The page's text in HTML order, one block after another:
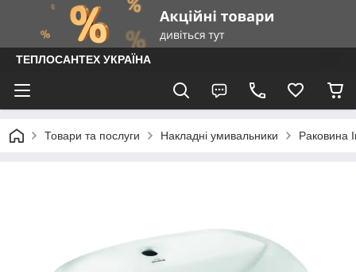
ТЕПЛОСАНТЕХ УКРАЇНА
Товари та послуги Накладні умивальники Раковина